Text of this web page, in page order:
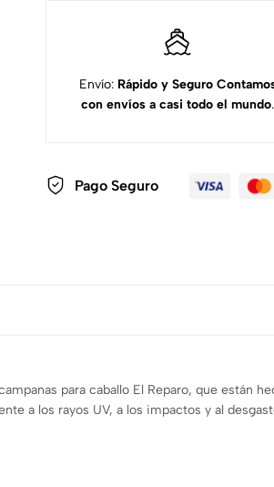
Envío: Rápido y Seguro
con envíos a casi todo el mundo.
Pago Seguro
para caballo El Reparo, que están
a los rayos UV, a los impactos y al